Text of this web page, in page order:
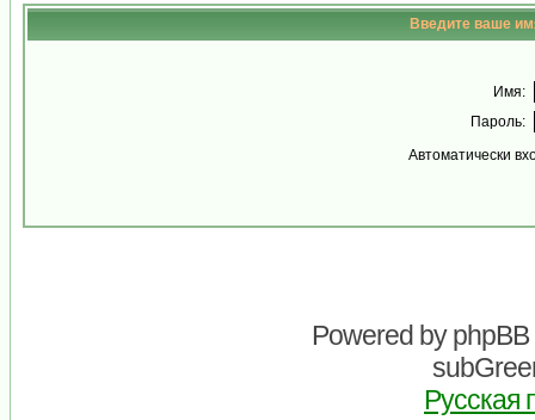
Введите ваше
Имя:
Пароль:
Автоматически
Powered byphpBB
Русская